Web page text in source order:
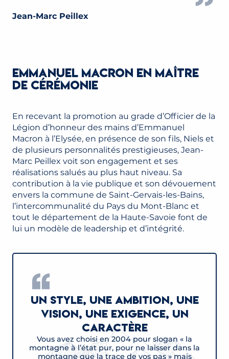
Jean-Marc Peillex
EMMANUEL MACRON EN MAÎTRE
DE CÉRÉMONIE
En recevant la promotion au grade d’Officier de la
Légion d’honneur des mains d’Emmanuel
Macron à l’Elysée, en présence de son fils, Niels et
de plusieurs personnalités prestigieuses, Jean-
Marc Peillex voit son engagement et ses
réalisations salués au plus haut niveau. Sa
contribution à la vie publique et son dévouement
envers la commune de Saint-Gervais-les-Bains,
l’intercommunalité du Pays du Mont-Blanc et
tout le département de la Haute-Savoie font de
lui un modèle de leadership et d’intégrité.
Un style, une ambition, une
vision, une exigence, un
caractère
Vous avez choisi en 2004 pour slogan « la
montagne à l’état pur, pour ne laisser dans la
montagne que la trace de vos pas » mais